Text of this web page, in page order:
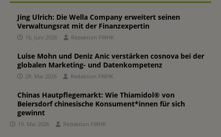
Jing Ulrich: Die Wella Company erweitert seinen
Verwaltungsrat mit der Finanzexpertin
16. Juni 2026 Redaktion FWHK
Luise Mohn und Deniz Anic verstärken cosnova bei der
globalen Marketing- und Datenkompetenz
28. Mai 2026 Redaktion FWHK
Chinas Hautpflegemarkt: Wie Thiamidol® von
Beiersdorf chinesische Konsument*innen für sich
gewinnt
19. Mai 2026 Redaktion FWHK